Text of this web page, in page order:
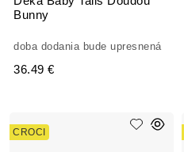
Bunny
doba dodania bude upresnená
36.49 €
CROCI